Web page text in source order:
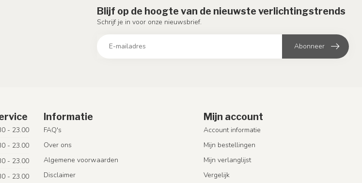
Blijf op de hoogte van de nieuwste verlichtingstrends
Schrijf je in voor onze nieuwsbrief.
Abonneer
- 23.00
- 23.00
- 23.00
- 23.00
Informatie
FAQ's
Over ons
Algemene voorwaarden
Disclaimer
Mijn account
Account informatie
Mijn bestellingen
Mijn verlanglijst
Vergelijk